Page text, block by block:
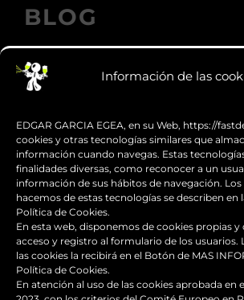
Información de las
EDGAR GARCIA EGEA, en su Web, https://
cookies y otras tecnologías similares que
información cuando navegas. Estas
finalidades diversas, como reconocer a un
información de sus hábitos de navegación.
hacemos de estas tecnologías se describen en
Política de Cookies.
En esta web, disponemos de cookies propias y
acceso y registro al formulario de los usuarios.
las cookies la recibirá en el Botón de MAS
Política de Cookies.
En atención al uso de las cookies aprobada en
BLOG
que transforman el diseño
Guía de supervivencia: qué
moto tras una caída
¿Qué es y para qué sirve el
una moto?
Seguridad en moto para